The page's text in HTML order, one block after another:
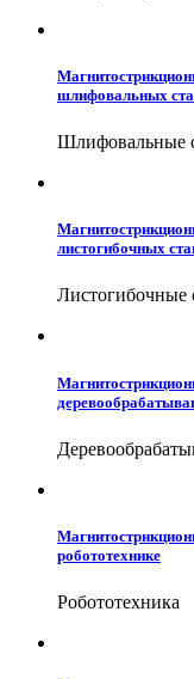
шлифовальных
Шлифовальные
листогибочных
Листогибочные
робототехнике
Робототехника